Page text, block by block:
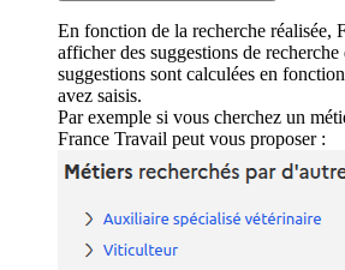
En fonction de la recherche réalisée,
afficher des suggestions de
suggestions sont calculées en
avez saisis.
Par exemple si vous cherchez un
France Travail peut vous proposer :